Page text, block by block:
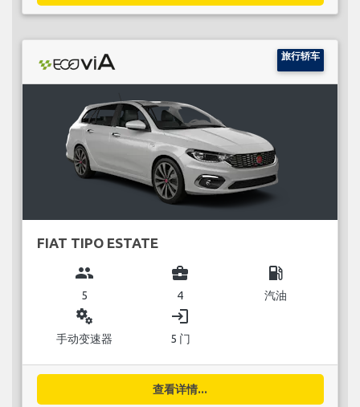
旅行轿车
FIAT TIPO ESTATE
group
5
business_center
4
local_gas_station
汽油
miscellaneous_services
手动变速器
login
5 门
查看详情...